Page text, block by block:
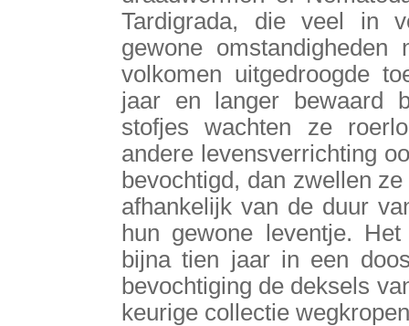
Tardigrada, die veel in
gewone
volkomen uitgedroogde
jaar en langer bewaard
stofjes wachten ze
andere levensverrichting
bevochtigd, dan zwellen
afhankelijk van de duur
hun gewone leventje.
bijna tien jaar in een
bevochtiging de deksels
keurige collectie